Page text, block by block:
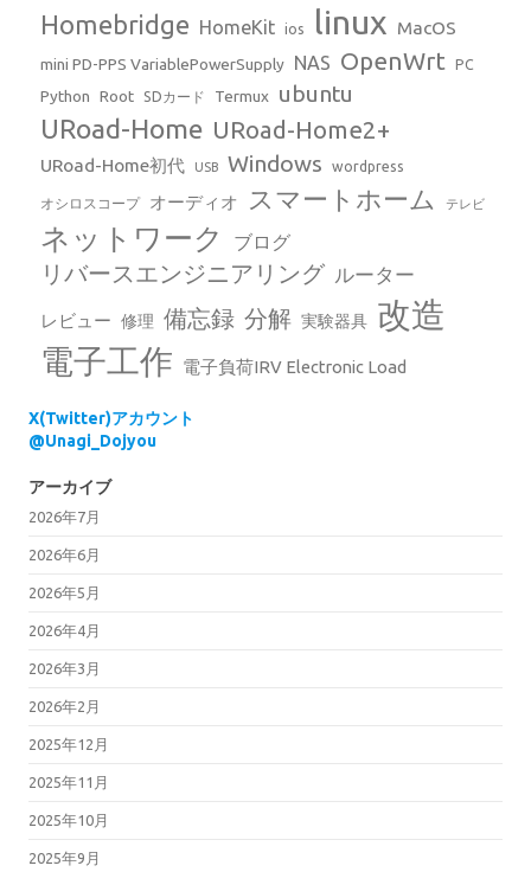
Homebridge HomeKit ios linux MacOS
mini PD-PPS VariablePowerSupply NAS OpenWrt PC
Python Root SDカード Termux ubuntu
URoad-Home URoad-Home2+
URoad-Home初代 USB Windows wordpress
オシロスコープ オーディオ スマートホーム テレビ
ネットワーク ブログ
リバースエンジニアリング ルーター
レビュー 修理 備忘録 分解 実験器具 改造
電子工作 電子負荷IRV Electronic Load
X(Twitter)アカウント
@Unagi_Dojyou
アーカイブ
2026年7月
2026年6月
2026年5月
2026年4月
2026年3月
2026年2月
2025年12月
2025年11月
2025年10月
2025年9月